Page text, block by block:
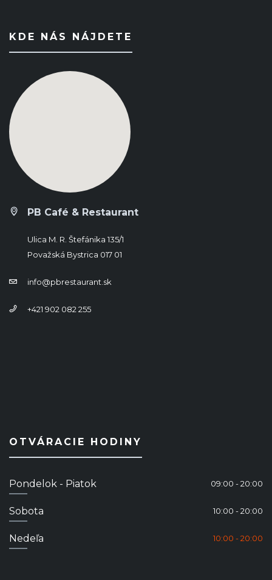
KDE NÁS NÁJDETE
PB Café & Restaurant
Ulica M. R. Štefánika 135/1
Považská Bystrica 017 01
info@pbrestaurant.sk
+421 902 082 255
OTVÁRACIE HODINY
Pondelok - Piatok 09:00 - 20:00
Sobota 10:00 - 20:00
Nedeľa 10:00 - 20:00